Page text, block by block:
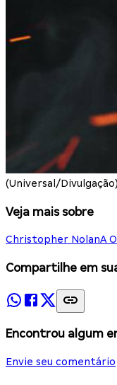
(Universal/Divulgação)
Veja mais sobre
Christopher NolanA
Compartilhe em
Encontrou algum
Envie seu comentário